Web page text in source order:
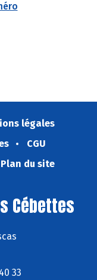
légales
CGU
Plan du site
Cébettes
33